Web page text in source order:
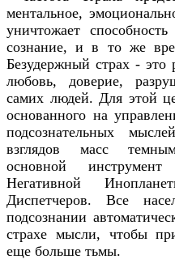
ментальное,
уничтожает
сознание, и в то же
Безудержный страх - это
любовь, доверие,
самих людей. Для этой
основанного на
подсознательных
взглядов масс
основной
Негативной
Диспетчеров. Все
подсознании
страхе мысли, чтобы
еще больше тьмы.